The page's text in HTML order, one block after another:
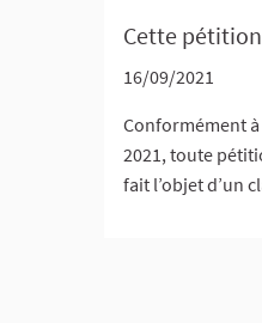
Cette
16/09/2021
Conformément
2021, toute
fait l’objet d’un